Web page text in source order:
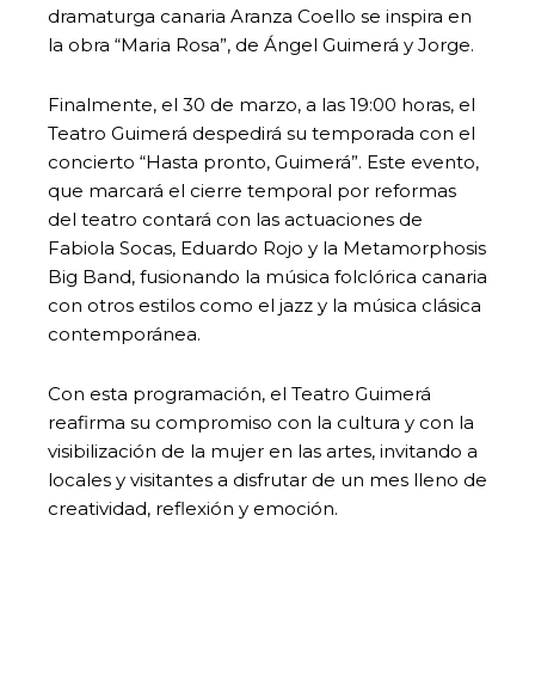
dramaturga canaria Aranza Coello se inspira en
la obra “Maria Rosa”, de Ángel Guimerá y Jorge.
Finalmente, el 30 de marzo, a las 19:00 horas, el
Teatro Guimerá despedirá su temporada con el
concierto “Hasta pronto, Guimerá”. Este evento,
que marcará el cierre temporal por reformas
del teatro contará con las actuaciones de
Fabiola Socas, Eduardo Rojo y la Metamorphosis
Big Band, fusionando la música folclórica canaria
con otros estilos como el jazz y la música clásica
contemporánea.
Con esta programación, el Teatro Guimerá
reafirma su compromiso con la cultura y con la
visibilización de la mujer en las artes, invitando a
locales y visitantes a disfrutar de un mes lleno de
creatividad, reflexión y emoción.